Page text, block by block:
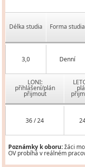
Délka studia Forma studia
3,0 Denní
LONI:
přihlášení/plán
přijmout
36 / 24
Poznámky k oboru:žáci
OV probíhá v reálném